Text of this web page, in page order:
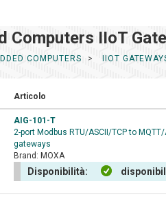
Computers IIoT
COMPUTERS IIOT
Articolo
AIG-101-T
2-port Modbus RTU/ASCII/TCP to
gateways
Brand: MOXA
Disponibilità: